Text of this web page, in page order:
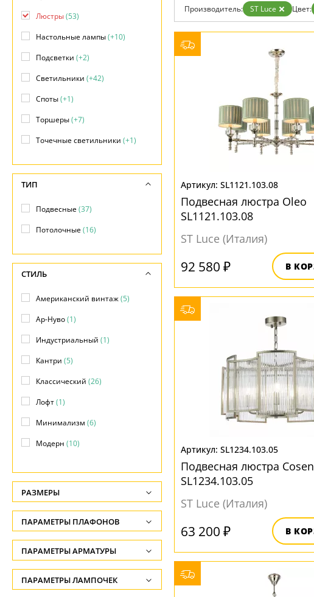
Доставка и оплата
Гарантия
Возврат
Отзывы
Установка
Дизайнерам
Контакты
Флористика
Хай тек
Производитель: ST Luce Цвет:
SL1121.103.08
Подвесная люстра Oleo
SL1121.103.08
ST Luce (Италия)
92 580 ₽ В
SL1234.103.05
Подвесная люстра
SL1234.103.05
ST Luce (Италия)
63 200 ₽ В
Люстры(53)
Настольные лампы(+10)
Подсветки (+2)
Светильники (+42)
Споты(+1)
Торшеры(+7)
Точечные светильники (+1)
ТИП
Подвесные(37)
Потолочные(16)
СТИЛЬ
Американский винтаж(5)
Ар-Нуво(1)
Индустриальный (1)
Кантри (5)
Классический (26)
Лофт(1)
Минимализм (6)
Модерн (10)
Современный(7)
Хай-тек(4)
РАЗМЕРЫ
Высота, см
-
Длина подвеса, см
-
Ширина, см
ПАРАМЕТРЫ ПЛАФОНОВ
ФОРМА ПЛАФОНА
Декоративный(14)
Конус(6)
ПАРАМЕТРЫ АРМАТУРЫ
ЦВЕТ АРМАТУРЫ
ПАРАМЕТРЫ ЛАМПОЧЕК